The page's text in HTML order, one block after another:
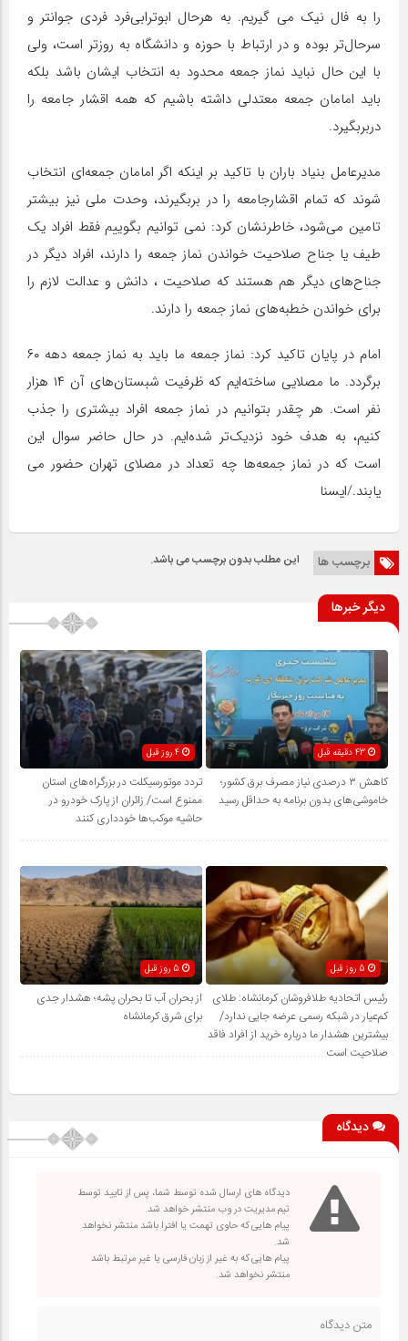
را به فال نیک می گیریم. به هرحال ابوترابی‌فرد فردی جوانتر و
سرحال‌تر بوده و در ارتباط با حوزه و دانشگاه به روزتر است، ولی
با این حال نباید نماز جمعه محدود به انتخاب ایشان باشد بلکه
باید امامان جمعه معتدلی داشته باشیم که همه اقشار جامعه را
دربربگیرد.
مدیرعامل بنیاد باران با تاکید بر اینکه اگر امامان جمعه‌ای انتخاب
شوند که تمام اقشارجامعه را در بربگیرند، وحدت ملی نیز بیشتر
تامین می‌شود، خاطرنشان کرد: نمی توانیم بگوییم فقط افراد یک
طیف یا جناح صلاحیت خواندن نماز جمعه را دارند، افراد دیگر در
جناح‌های دیگر هم هستند که صلاحیت ، دانش و عدالت لازم را
برای خواندن خطبه‌های نماز جمعه را دارند.
امام در پایان تاکید کرد: نماز جمعه ما باید به نماز جمعه دهه ۶۰
برگردد. ما مصلایی ساخته‌ایم که ظرفیت شبستان‌های آن ۱۴ هزار
نفر است. هر چقدر بتوانیم در نماز جمعه افراد بیشتری را جذب
کنیم، به هدف خود نزدیک‌تر شده‌ایم. در حال حاضر سوال این
است که در نماز جمعه‌ها چه تعداد در مصلای تهران حضور می
یابند./ایسنا
برچسب ها این مطلب بدون برچسب می باشد.
دیگر خبرها
43 دقیقه قبل
کاهش ۳ درصدی نیاز مصرف برق کشور؛
خاموشی‌های بدون برنامه به حداقل رسید
تردد موتورسیکلت در بزرگراه‌های استان
ممنوع است/ زائران از پارک خودرو در
حاشیه موکب‌ها خودداری کنند
رئیس اتحادیه طلافروشان کرمانشاه: طلای
کم‌عیار در شبکه رسمی عرضه جایی ندارد/
بیشترین هشدار ما درباره خرید از افراد فاقد
صلاحیت است
از بحران آب تا بحران پشه؛ هشدار جدی
برای شرق کرمانشاه
دیدگاه
دیدگاه های ارسال شده توسط شما، پس از تایید توسط
تیم مدیریت در وب منتشر خواهد شد.
پیام هایی که حاوی تهمت یا افترا باشد منتشر نخواهد
شد.
پیام هایی که به غیر از زبان فارسی یا غیر مرتبط باشد
منتشر نخواهد شد.